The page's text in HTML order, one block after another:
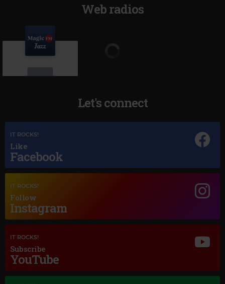
Web radios
Magic Jazz
Let's connect
IT ROCKS!
Like
Facebook
IT ROCKS!
Follow
Instagram
IT ROCKS!
Subscribe
YouTube